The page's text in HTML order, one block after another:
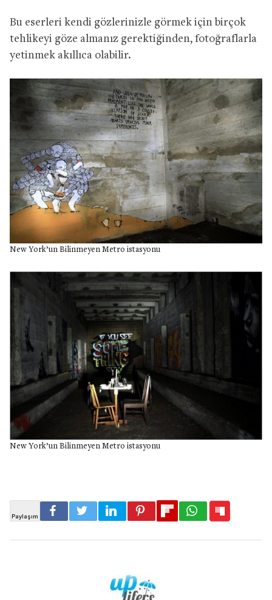
Bu eserleri kendi gözlerinizle görmek için birçok
tehlikeyi göze almanız gerektiğinden, fotoğraflarla
yetinmek akıllıca olabilir.
New York’un Bilinmeyen Metro istasyonu
New York’un Bilinmeyen Metro istasyonu